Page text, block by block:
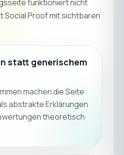
funktioniert nicht
Social Proof mit sichtbaren
statt generischem
machen die Seite
abstrakte Erklärungen
theoretisch